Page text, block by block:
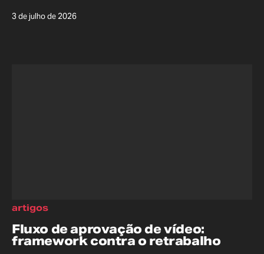
3 de julho de 2026
Fluxo de aprovação de vídeo:
framework contra o retrabalho
artigos